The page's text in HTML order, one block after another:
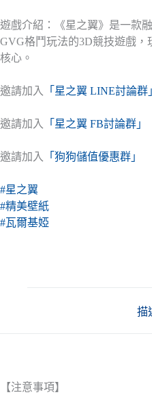
範
圍：
NT$30
遊戲介紹：《星之翼》是一款
GVG格鬥玩法的3D競技遊戲，
核心。
邀請加入 「星之翼 LINE討論群
邀請加入 「星之翼 FB討論群」
邀請加入 「狗狗儲值優惠群」
#星之翼
#精美壁紙
#瓦爾基婭
描
【注意事項】